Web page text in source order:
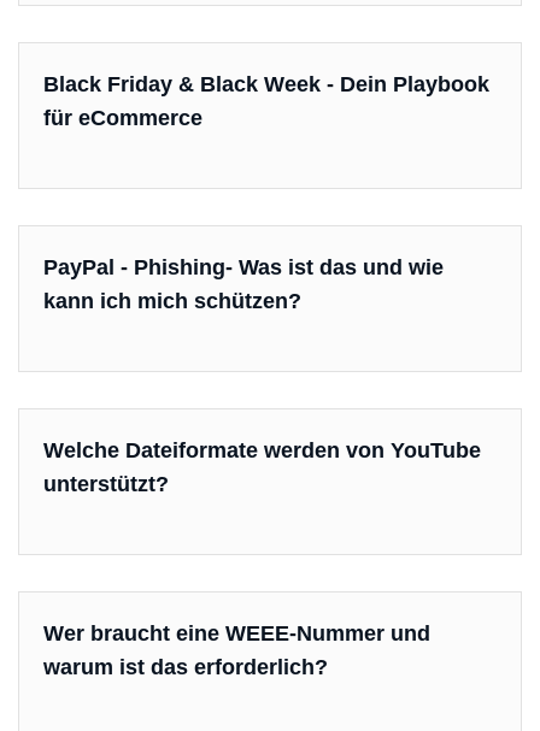
Black Friday & Black Week - Dein Playbook
für eCommerce
PayPal - Phishing- Was ist das und wie
kann ich mich schützen?
Welche Dateiformate werden von YouTube
unterstützt?
Wer braucht eine WEEE-Nummer und
warum ist das erforderlich?